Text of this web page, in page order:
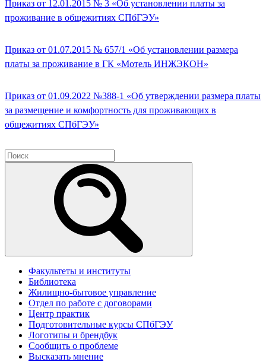
Приказ от 12.01.2015 № 3 «Об установлении платы за
проживание в общежитиях СПбГЭУ»
Приказ от 01.07.2015 № 657/1 «Об установлении размера
платы за проживание в ГК «Мотель ИНЖЭКОН»
Приказ от 01.09.2022 №388-1 «Об утверждении размера платы
за размещение и комфортность для проживающих в
общежитиях СПбГЭУ»
Факультеты и институты
Библиотека
Жилищно-бытовое управление
Отдел по работе с договорами
Центр практик
Подготовительные курсы СПбГЭУ
Логотипы и брендбук
Сообщить о проблеме
Высказать мнение